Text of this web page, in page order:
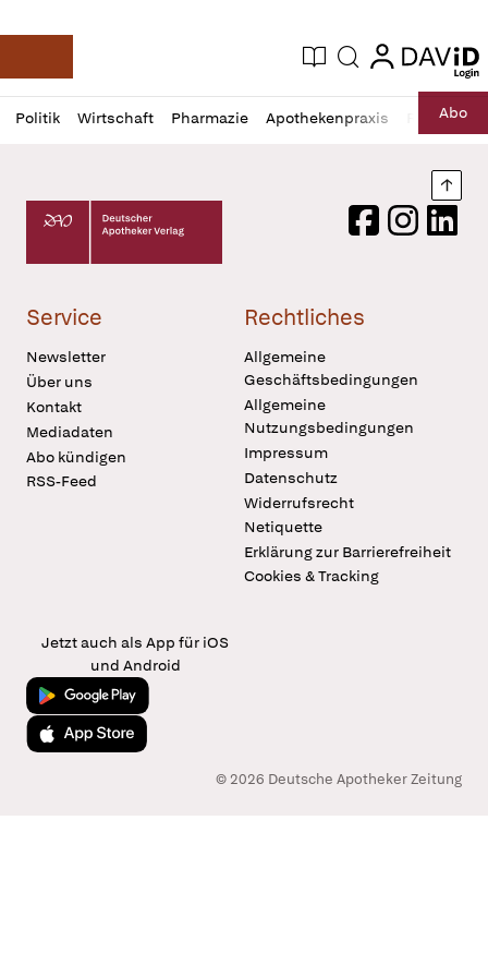
Deutsche Apotheker Zeitung
Aktuelle Ausgabe
Suche login
login
Politik Wirtschaft Pharmazie Apothekenpraxis RechtAbo
Profil
öffnen
Daz
Pur
Deutscher Apotheker Verlag Logo
FacebookInstagram
Service
Newsletter
Über uns
Kontakt
Mediadaten
Abo kündigen
RSS-Feed
Rechtliches
Allgemeine
Geschäftsbedingungen
Allgemeine
Nutzungsbedingungen
Impressum
Datenschutz
Widerrufsrecht
Netiquette
Erklärung zur Barrierefreiheit
Cookies & Tracking
Jetzt auch als App für iOS
und Android
Jetzt bei Google Play
Laden im App Store
© 2026 Deutsche Apotheker Zeitung